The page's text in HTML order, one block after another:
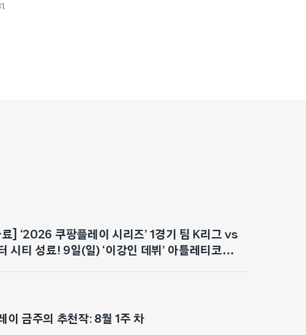
료] ‘2026 쿠팡플레이 시리즈’ 1경기 팀 K리그 vs
시티 성료! 9일(일) ‘이강인 데뷔’ 아틀레티코
이 금주의 추천작: 8월 1주 차